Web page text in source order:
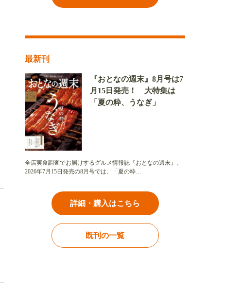
最新刊
『おとなの週末』8月号は7
月15日発売！ 大特集は
「夏の粋、うなぎ」
全店実食調査でお届けするグルメ情報誌『おとなの週末』。
2026年7月15日発売の8月号では、「夏の粋…
詳細・購入はこちら
既刊の一覧